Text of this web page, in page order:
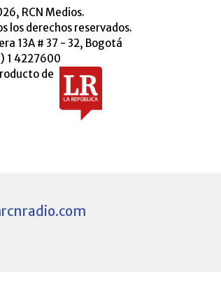
RCN Medios.
los derechos reservados.
13A # 37 - 32, Bogotá
1 4227600
de
rcnradio.com